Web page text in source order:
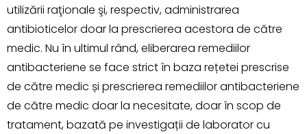
utilizării raţionale şi, respectiv, administrarea
antibioticelor doar la prescrierea acestora de către
medic. Nu în ultimul rând, eliberarea remediilor
antibacteriene se face strict în baza rețetei prescrise
de către medic și prescrierea remediilor antibacteriene
de către medic doar la necesitate, doar în scop de
tratament, bazată pe investigații de laborator cu